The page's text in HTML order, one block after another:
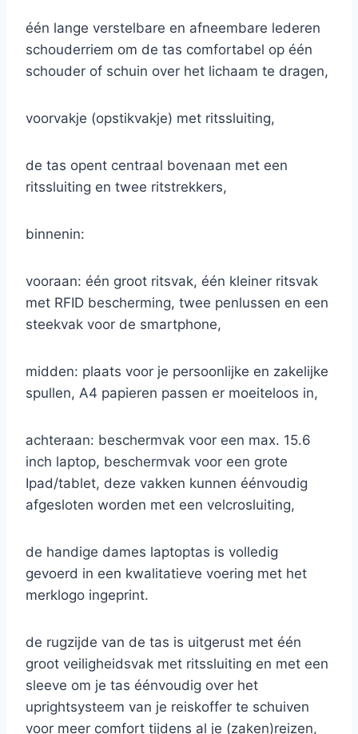
één lange verstelbare en afneembare lederen
schouderriem om de tas comfortabel op één
schouder of schuin over het lichaam te dragen,
voorvakje (opstikvakje) met ritssluiting,
de tas opent centraal bovenaan met een
ritssluiting en twee ritstrekkers,
binnenin:
vooraan: één groot ritsvak, één kleiner ritsvak
met RFID bescherming, twee penlussen en een
steekvak voor de smartphone,
midden: plaats voor je persoonlijke en zakelijke
spullen, A4 papieren passen er moeiteloos in,
achteraan: beschermvak voor een max. 15.6
inch laptop, beschermvak voor een grote
Ipad/tablet, deze vakken kunnen éénvoudig
afgesloten worden met een velcrosluiting,
de handige dames laptoptas is volledig
gevoerd in een kwalitatieve voering met het
merklogo ingeprint.
de rugzijde van de tas is uitgerust met één
groot veiligheidsvak met ritssluiting en met een
sleeve om je tas éénvoudig over het
uprightsysteem van je reiskoffer te schuiven
voor meer comfort tijdens al je (zaken)reizen,